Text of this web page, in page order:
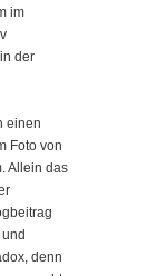
im
der
einen
Foto von
Allein das
denn